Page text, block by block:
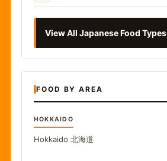
View All Japanese Food Types
FOOD BY AREA
HOKKAIDO
Hokkaido 北海道